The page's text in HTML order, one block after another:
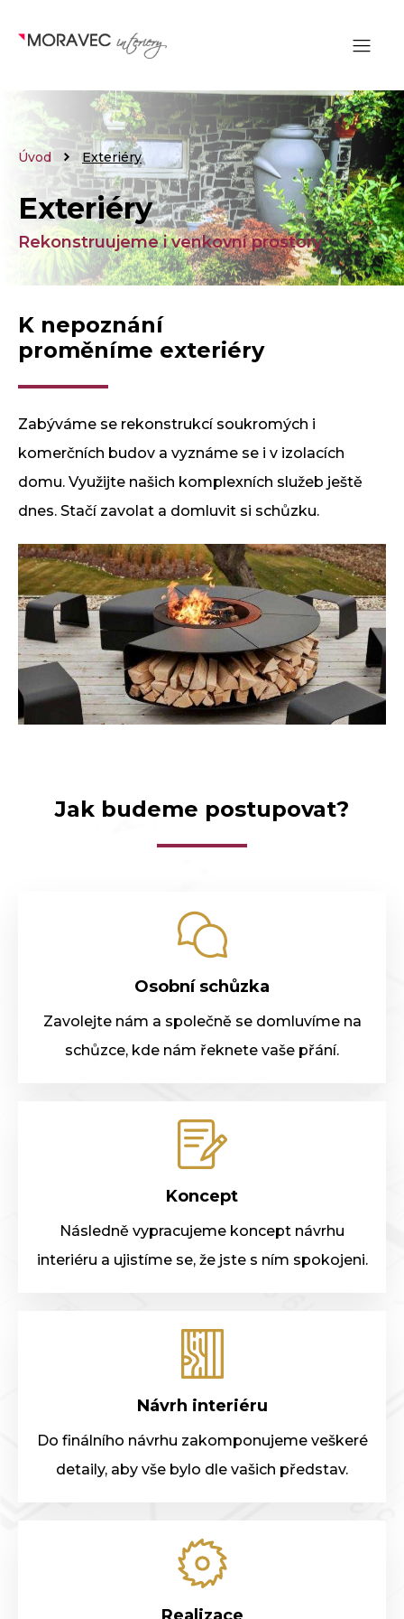
Úvod Exteriéry
Exteriéry
Rekonstruujeme i venkovní prostory
K nepoznání
proměníme exteriéry
Zabýváme se rekonstrukcí soukromých i
komerčních budov a vyznáme se i v izolacích
domu. Využijte našich komplexních služeb ještě
dnes. Stačí zavolat a domluvit si schůzku.
Jak budeme postupovat?
Osobní schůzka
Zavolejte nám a společně se domluvíme na
schůzce, kde nám řeknete vaše přání.
Koncept
Následně vypracujeme koncept návrhu
interiéru a ujistíme se, že jste s ním spokojeni.
Návrh interiéru
Do finálního návrhu zakomponujeme veškeré
detaily, aby vše bylo dle vašich představ.